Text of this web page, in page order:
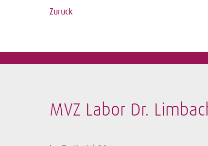
Zurück
MVZ Labor Dr.